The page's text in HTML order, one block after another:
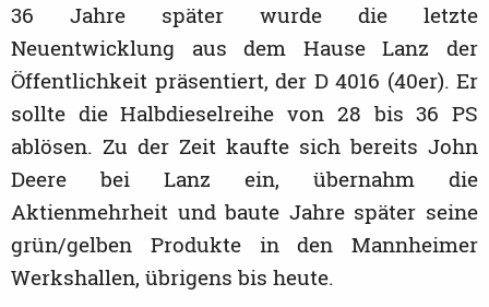
36 Jahre später wurde die letzte
Neuentwicklung aus dem Hause Lanz der
Öffentlichkeit präsentiert, der D 4016 (40er). Er
sollte die Halbdieselreihe von 28 bis 36 PS
ablösen. Zu der Zeit kaufte sich bereits John
Deere bei Lanz ein, übernahm die
Aktienmehrheit und baute Jahre später seine
grün/gelben Produkte in den Mannheimer
Werkshallen, übrigens bis heute.